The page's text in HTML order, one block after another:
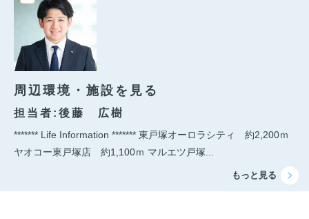
周辺環境・施設を見る
担当者:後藤 広樹
******* Life Information ******* 東戸塚オーロラシティ 約2,200ｍ
ヤオコー東戸塚店 約1,100ｍ マルエツ戸塚...